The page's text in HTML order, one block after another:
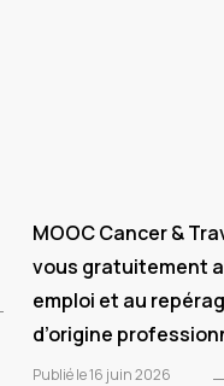
MOOC Cancer &
vous gratuitement
emploi et au
d’origine
Publié le 16 juin 2026